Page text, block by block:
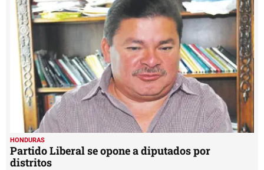
minute,
seconds
HONDURAS
Partido Liberal se opone a diputados por
distritos